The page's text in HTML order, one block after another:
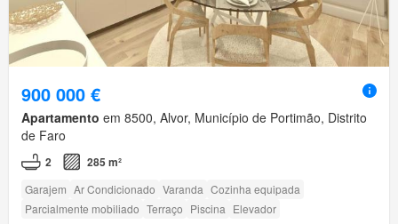
900 000 €
Apartamento em 8500, Alvor, Município de Portimão, Distrito
de Faro
2 285 m²
Garajem Ar Condicionado Varanda Cozinha equipada
Parcialmente mobiliado Terraço Piscina Elevador